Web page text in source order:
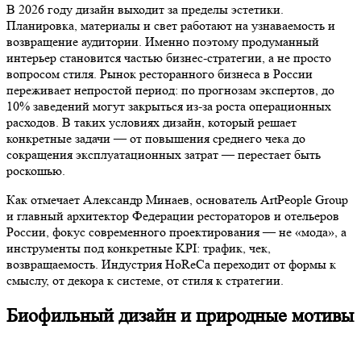
В 2026 году дизайн выходит за пределы эстетики.
Планировка, материалы и свет работают на узнаваемость и
возвращение аудитории. Именно поэтому продуманный
интерьер становится частью бизнес-стратегии, а не просто
вопросом стиля. Рынок ресторанного бизнеса в России
переживает непростой период: по прогнозам экспертов, до
10% заведений могут закрыться из-за роста операционных
расходов. В таких условиях дизайн, который решает
конкретные задачи — от повышения среднего чека до
сокращения эксплуатационных затрат — перестает быть
роскошью.
Как отмечает Александр Минаев, основатель ArtPeople Group
и главный архитектор Федерации рестораторов и отельеров
России, фокус современного проектирования — не «мода», а
инструменты под конкретные KPI: трафик, чек,
возвращаемость. Индустрия HoReCa переходит от формы к
смыслу, от декора к системе, от стиля к стратегии.
Биофильный дизайн и природные мотивы